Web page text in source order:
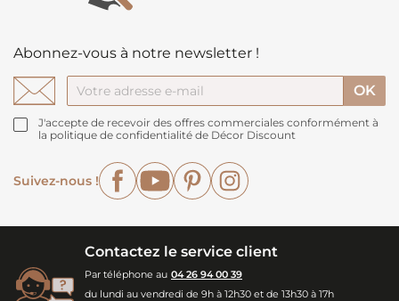
Abonnez-vous à notre newsletter !
J'accepte de recevoir des offres commerciales conformément à
la politique de confidentialité de Décor Discount
Suivez-nous !
FacebookYouTubePinterest
Contactez le service client
Par téléphone au 04 26 94 00 39
du lundi au vendredi de 9h à 12h30 et de 13h30 à 17h